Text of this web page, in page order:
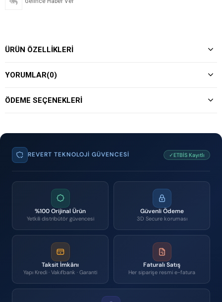
ÜRÜN ÖZELLIKLERI
YORUMLAR(0)
ÖDEME SEÇENEKLERI
REVERT TEKNOLOJI GÜVENCESI ✓ETBİS Kayıtlı
%100 Orijinal Ürün
Yetkili distribütör güvencesi
Güvenli Ödeme
3D Secure koruması
Taksit İmkânı
Yapı Kredi · Vakıfbank · Garanti
Faturalı Satış
Her siparişe resmi e-fatura